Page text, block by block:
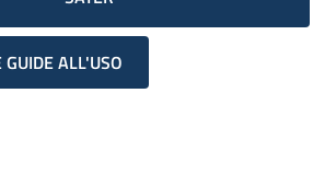
GUIDE ALL'USO